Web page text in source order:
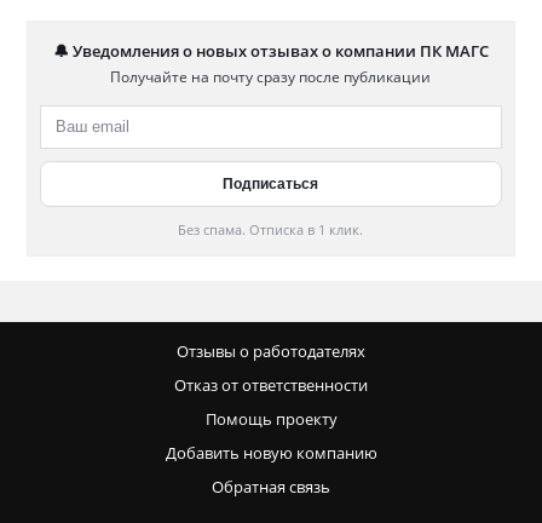
🔔 Уведомления о новых отзывах о компании ПК МАГС
Получайте на почту сразу после публикации
Без спама. Отписка в 1 клик.
Отзывы о работодателях
Отказ от ответственности
Помощь проекту
Добавить новую компанию
Обратная связь